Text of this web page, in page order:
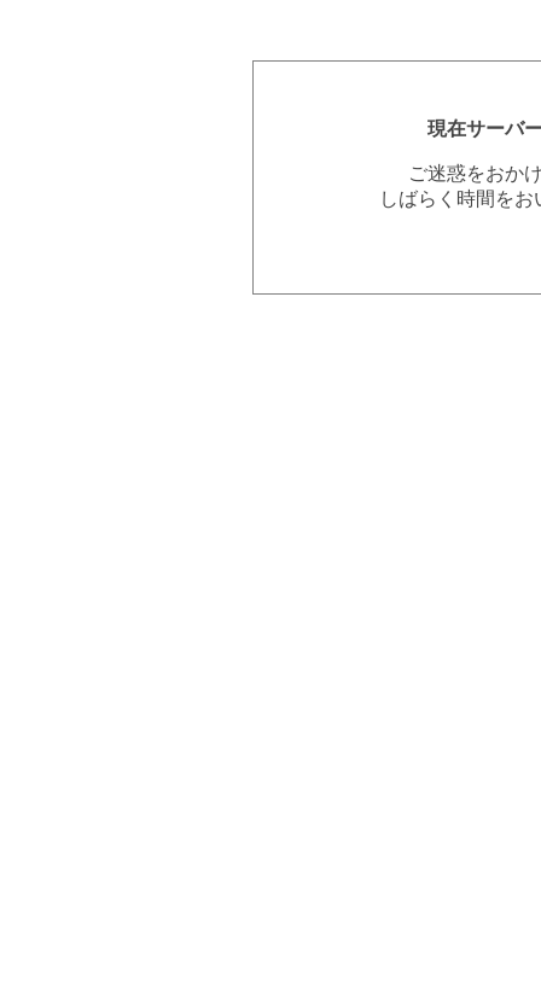
現在サーバ
ご迷惑をおか
しばらく時間を